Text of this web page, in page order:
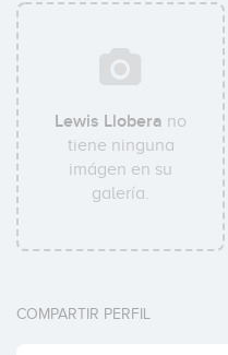
Lewis Llobera no
tiene ninguna
imágen en su
galería.
COMPARTIR PERFIL